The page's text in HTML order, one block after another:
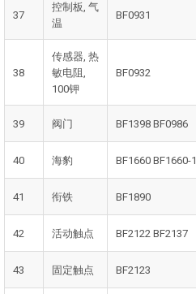
37
控制板, 气
温
BF0931
38
传感器, 热
敏电阻,
100钾
BF0932
39 阀门 BF1398 BF0986
40 海豹 BF1660 BF1660-1
41 衔铁 BF1890
42 活动触点 BF2122 BF2137
43 固定触点 BF2123